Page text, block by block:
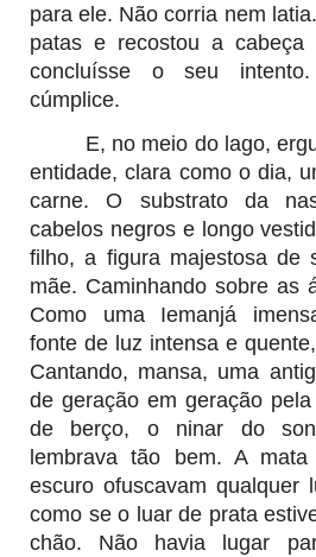
para ele. Não corria nem
patas e recostou a
concluísse o seu
cúmplice.
E, no meio do lago,
entidade, clara como o dia,
carne. O substrato da
cabelos negros e longo
filho, a figura majestosa de
mãe. Caminhando sobre as
Como uma Iemanjá
fonte de luz intensa e
Cantando, mansa, uma
de geração em geração
de berço, o ninar do
lembrava tão bem. A
escuro ofuscavam qualquer
como se o luar de prata
chão. Não havia lugar